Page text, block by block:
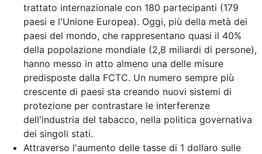
trattato internazionale con 180 partecipanti (179
paesi e l'Unione Europea). Oggi, più della metà dei
paesi del mondo, che rappresentano quasi il 40%
della popolazione mondiale (2,8 miliardi di persone),
hanno messo in atto almeno una delle misure
predisposte dalla FCTC. Un numero sempre più
crescente di paesi sta creando nuovi sistemi di
protezione per contrastare le interferenze
dell'industria del tabacco, nella politica governativa
dei singoli stati.
Attraverso l'aumento delle tasse di 1 dollaro sulle